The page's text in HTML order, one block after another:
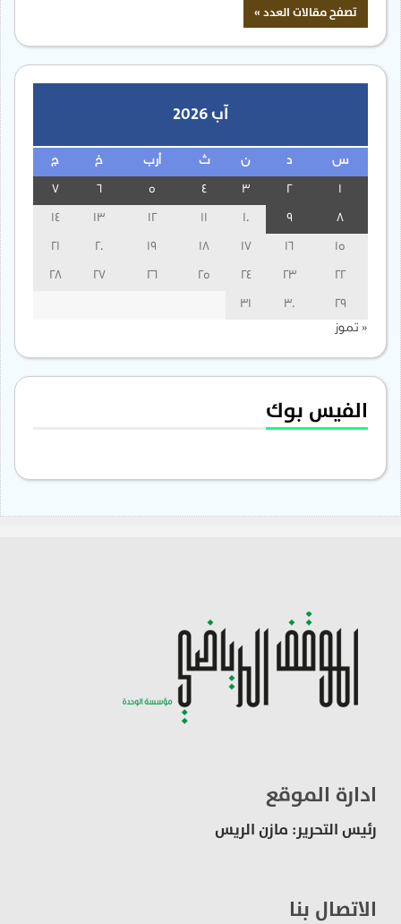
آب 2026
س ن ث أرب خ ج
3
13
14
15
16
17
18
19
20
21
22
23
24
25
26
27
28
29
30
31
« تموز
الفيس بوك
ادارة الموقع
رئيس التحرير: مازن الريس
الاتصال بنا